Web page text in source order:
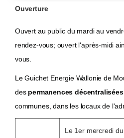
Ouverture
Ouvert au public du mardi au
rendez-vous; ouvert l'après-midi
vous.
Le Guichet Energie Wallonie de
des permanences décentralisées
communes, dans les locaux de
Le 1er mercredi